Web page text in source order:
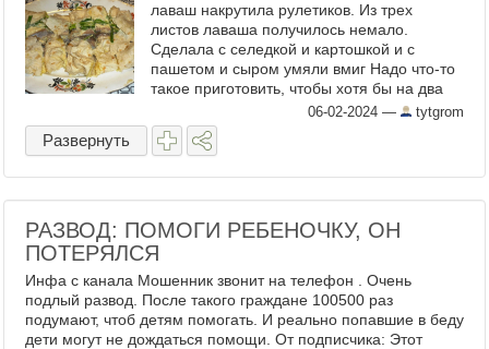
лаваш накрутила рулетиков. Из трех
листов лаваша получилось немало.
Сделала с селедкой и картошкой и с
пашетом и сыром умяли вмиг Надо что-то
такое приготовить, чтобы хотя бы на два
06-02-2024 — tytgrom
Развернуть
РАЗВОД: ПОМОГИ РЕБЕНОЧКУ, ОН
ПОТЕРЯЛСЯ
Инфа с канала Мошенник звонит на телефон . Очень
подлый развод. После такого граждане 100500 раз
подумают, чтоб детям помогать. И реально попавшие в беду
дети могут не дождаться помощи. От подписчика: Этот